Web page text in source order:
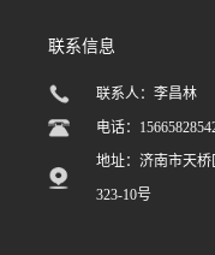
联系信息
联系人：李昌林
电话：
地址：济南市天
323-10号